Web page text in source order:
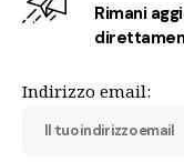
Rimani
Indirizzo email: